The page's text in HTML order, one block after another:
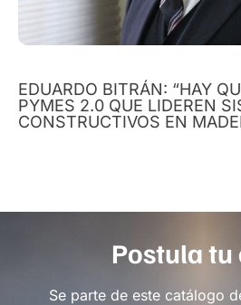
EDUARDO BITRÁN: “HAY
PYMES 2.0 QUE LIDEREN
CONSTRUCTIVOS EN
Postula tu
Se parte de este catálogo